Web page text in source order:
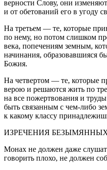
верности Слову, они
и от обетований его в угоду
На третьем — те, которые
по нему, но потом слишком
века, попечениям земным,
начинания, образовавшияся
Божия.
На четвертом — те, которые
верою и решаются жить по
на все пожертвования и
быть связанным с чем-либо
к какому классу
ИЗРЕЧЕНИЯ
Монах не должен даже
говорить плохо, не должен